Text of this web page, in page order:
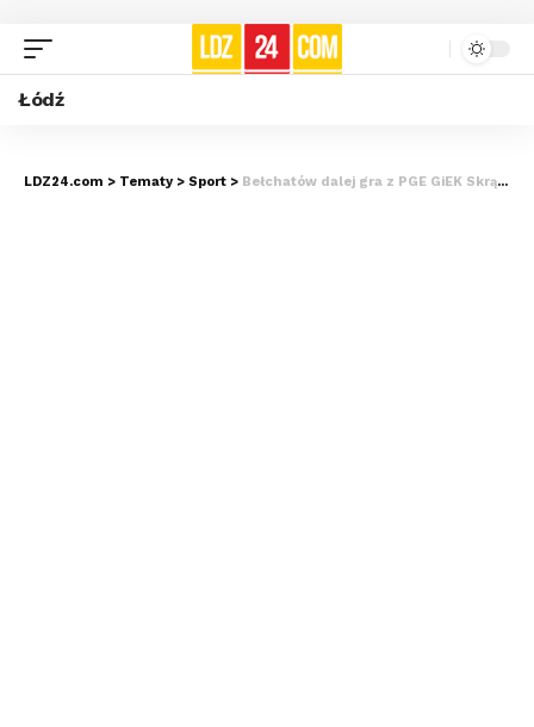
Łódź
LDZ24.com > Tematy > Sport > Bełchatów dalej gra z PGE GiEK Skrą. „To początek jeszcze lepszej współpracy”